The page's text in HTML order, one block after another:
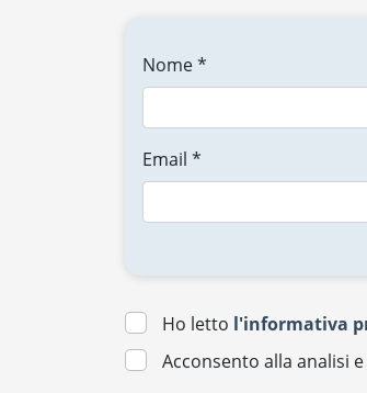
Nome *
Email *
Ho letto l'informativa
Acconsento alla analisi